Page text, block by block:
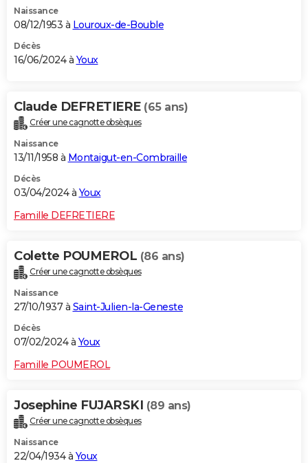
Naissance
08/12/1953 à Louroux-de-Bouble
Décès
16/06/2024 à Youx
Claude DEFRETIERE (65 ans)
Créer une cagnotte obsèques
Naissance
13/11/1958 à Montaigut-en-Combraille
Décès
03/04/2024 à Youx
Famille DEFRETIERE
Colette POUMEROL (86 ans)
Créer une cagnotte obsèques
Naissance
27/10/1937 à Saint-Julien-la-Geneste
Décès
07/02/2024 à Youx
Famille POUMEROL
Josephine FUJARSKI (89 ans)
Créer une cagnotte obsèques
Naissance
22/04/1934 à Youx